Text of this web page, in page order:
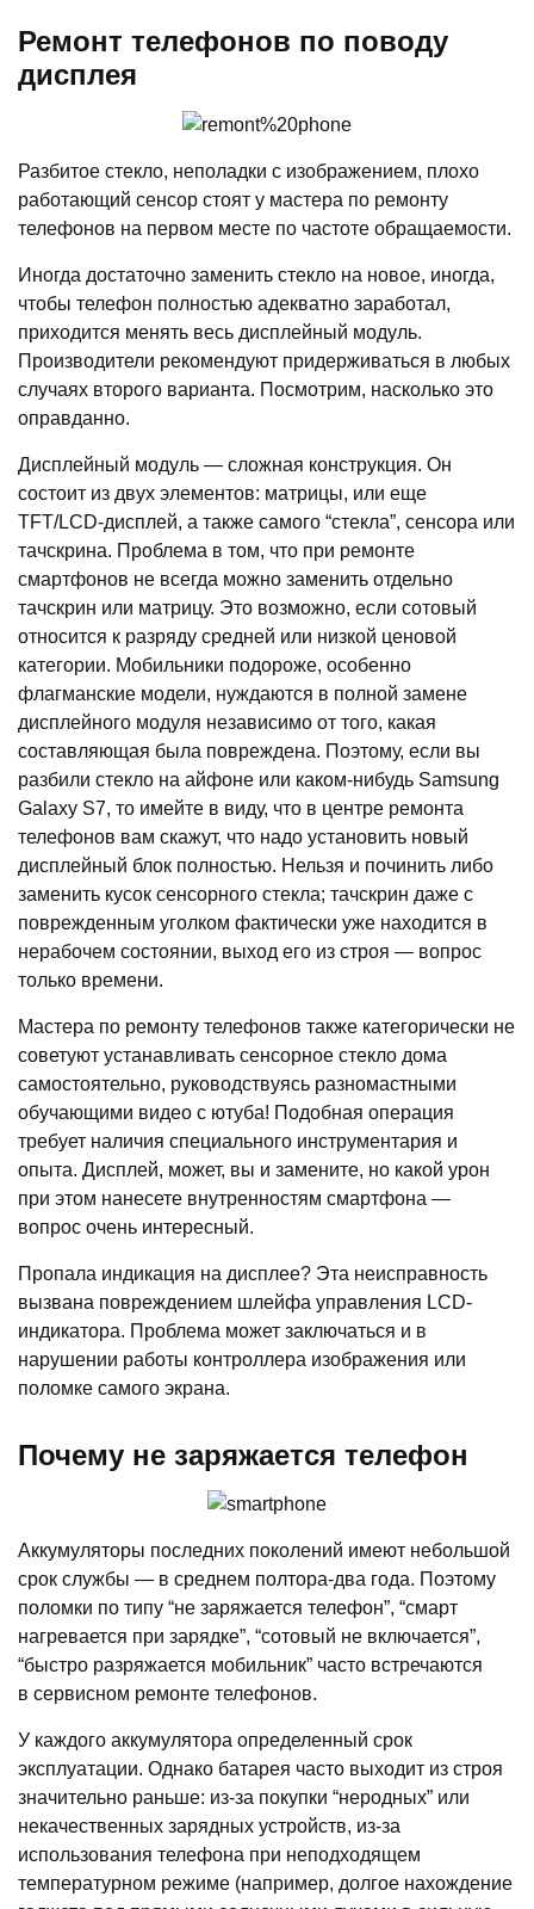
Ремонт телефонов по поводу
дисплея
Разбитое стекло, неполадки с изображением, плохо
работающий сенсор стоят у мастера по ремонту
телефонов на первом месте по частоте обращаемости.
Иногда достаточно заменить стекло на новое, иногда,
чтобы телефон полностью адекватно заработал,
приходится менять весь дисплейный модуль.
Производители рекомендуют придерживаться в любых
случаях второго варианта. Посмотрим, насколько это
оправданно.
Дисплейный модуль — сложная конструкция. Он
состоит из двух элементов: матрицы, или еще
TFT/LCD-дисплей, а также самого “стекла”, сенсора или
тачскрина. Проблема в том, что при ремонте
смартфонов не всегда можно заменить отдельно
тачскрин или матрицу. Это возможно, если сотовый
относится к разряду средней или низкой ценовой
категории. Мобильники подороже, особенно
флагманские модели, нуждаются в полной замене
дисплейного модуля независимо от того, какая
составляющая была повреждена. Поэтому, если вы
разбили стекло на айфоне или каком-нибудь Samsung
Galaxy S7, то имейте в виду, что в центре ремонта
телефонов вам скажут, что надо установить новый
дисплейный блок полностью. Нельзя и починить либо
заменить кусок сенсорного стекла; тачскрин даже с
поврежденным уголком фактически уже находится в
нерабочем состоянии, выход его из строя — вопрос
только времени.
Мастера по ремонту телефонов также категорически не
советуют устанавливать сенсорное стекло дома
самостоятельно, руководствуясь разномастными
обучающими видео с ютуба! Подобная операция
требует наличия специального инструментария и
опыта. Дисплей, может, вы и замените, но какой урон
при этом нанесете внутренностям смартфона —
вопрос очень интересный.
Пропала индикация на дисплее? Эта неисправность
вызвана повреждением шлейфа управления LCD-
индикатора. Проблема может заключаться и в
нарушении работы контроллера изображения или
поломке самого экрана.
Почему не заряжается телефон
Аккумуляторы последних поколений имеют небольшой
срок службы — в среднем полтора-два года. Поэтому
поломки по типу “не заряжается телефон”, “смарт
нагревается при зарядке”, “сотовый не включается”,
“быстро разряжается мобильник” часто встречаются
в сервисном ремонте телефонов.
У каждого аккумулятора определенный срок
эксплуатации. Однако батарея часто выходит из строя
значительно раньше: из-за покупки “неродных” или
некачественных зарядных устройств, из-за
использования телефона при неподходящем
температурном режиме (например, долгое нахождение